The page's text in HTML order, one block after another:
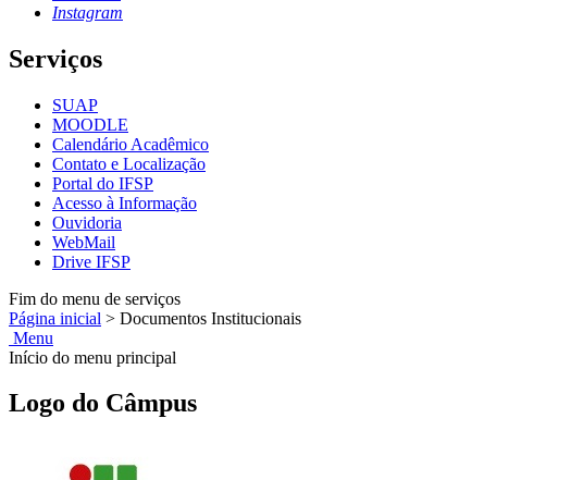
Instagram
Serviços
SUAP
MOODLE
Calendário Acadêmico
Contato e Localização
Portal do IFSP
Acesso à Informação
Ouvidoria
WebMail
Drive IFSP
Fim do menu de serviços
Página inicial > Documentos Institucionais
Menu
Início do menu principal
Logo do Câmpus